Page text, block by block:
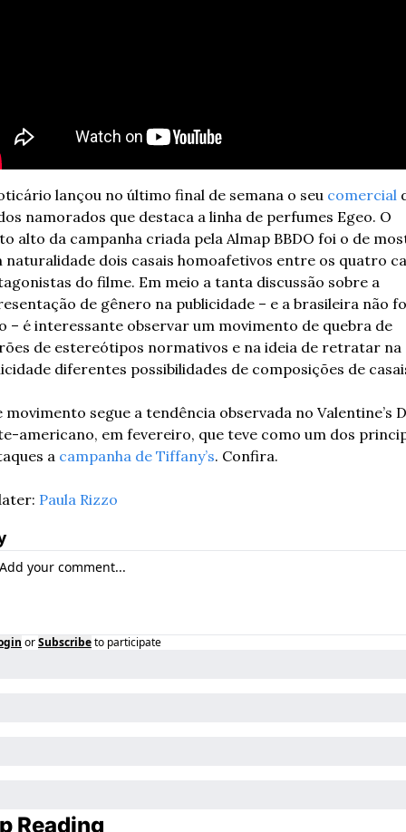
lançou no último final de semana o seu comercial
namorados que destaca a linha de perfumes Egeo. O
alto da campanha criada pela Almap BBDO foi o de
naturalidade dois casais homoafetivos entre os quatro
do filme. Em meio a tanta discussão sobre a
de gênero na publicidade – e a brasileira não
– é interessante observar um movimento de quebra de
de estereótipos normativos e na ideia de retratar na
diferentes possibilidades de composições de
movimento segue a tendência observada no Valentine’s
americano, em fevereiro, que teve como um dos
a campanha de Tiffany’s. Confira.
Paula Rizzo
orSubscribeto participate
Reading